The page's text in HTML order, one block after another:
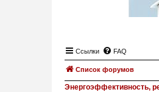
Ссылки FAQ
Список форумов
Энергоэффективность,